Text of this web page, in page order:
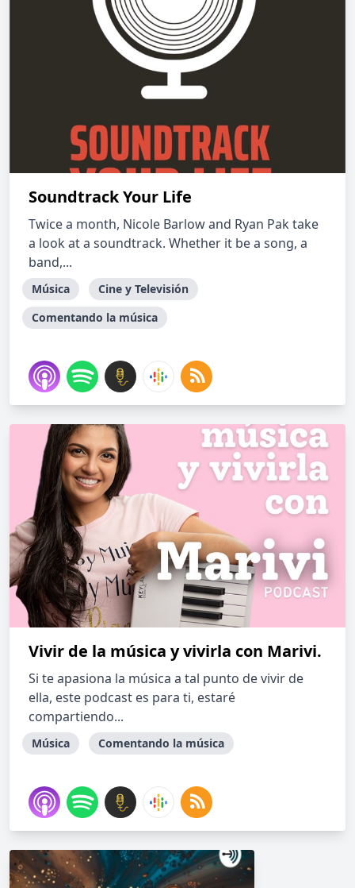
Soundtrack Your Life
Twice a month, Nicole Barlow and Ryan Pak take
a look at a soundtrack. Whether it be a song, a
band,...
Música
Cine y Televisión
Comentando la música
Vivir de la música y vivirla con Marivi.
Si te apasiona la música a tal punto de vivir de
ella, este podcast es para ti, estaré
compartiendo...
Música Comentando la música